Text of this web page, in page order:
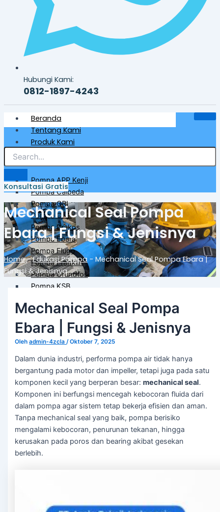
Hubungi Kami:
0812-1897-4243
Beranda
Tentang Kami
Produk Kami
Pompa Air Bersih & Industri
Pompa APP Kenji
Pompa Calpeda
Pompa CRI
Pompa CNP
Pompa Drakos
Pompa Ebara
Pompa Flugo
Pompa Franklin
Pompa Grundfos
Pompa KSB
Pompa Milano
Pompa Wilo
Pompa Khusus & Proyek
Pompa Hydrant
Pompa Isuzu Series
Electro Motor Teco
Pompa Torishima
Pompa Tsurumi
Pompa Southern Cross
Panel & Kontrol
Panel Electric Pump
Genset Yanmar
Konsultasi Gratis
Mechanical Seal Pompa
Ebara | Fungsi & Jenisnya
Home-Edukasi Pompa -Mechanical Seal Pompa Ebara |
Fungsi & Jenisnya
Mechanical Seal Pompa
Ebara | Fungsi & Jenisnya
Olehadmin-4zcla /Oktober 7, 2025
Dalam dunia industri, performa pompa air tidak hanya
bergantung pada motor dan impeller, tetapi juga pada satu
komponen kecil yang berperan besar:mechanical seal.
Komponen ini berfungsi mencegah kebocoran fluida dari
dalam pompa agar sistem tetap bekerja efisien dan aman.
Tanpa mechanical seal yang baik, pompa berisiko
mengalami kebocoran, penurunan tekanan, hingga
kerusakan pada poros dan bearing akibat gesekan
berlebih.